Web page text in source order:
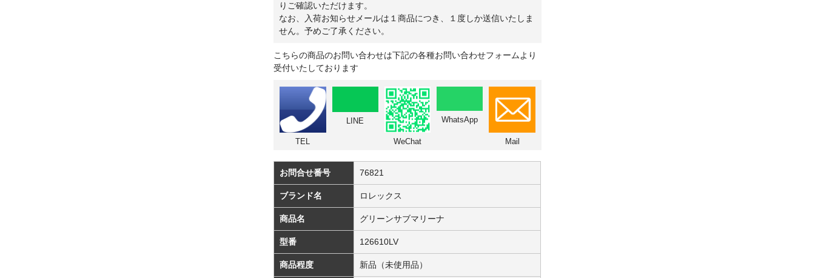
りご確認いただけます。
なお、入荷お知らせメールは１商品につき、１度しか送信いたしま
せん。予めご了承ください。
こちらの商品のお問い合わせは下記の各種お問い合わせフォームより
受付いたしております
TEL
LINE
WeChat
WhatsApp
Mail
お問合せ番号 76821
ブランド名 ロレックス
商品名 グリーンサブマリーナ
型番 126610LV
商品程度 新品（未使用品）